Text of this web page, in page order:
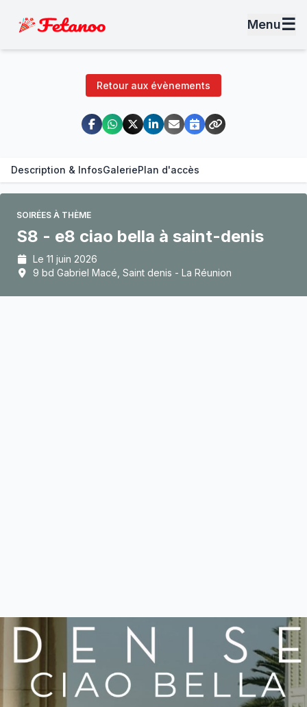
Menu☰
Retour aux évènements
Description & InfosGaleriePlan d'accès
SOIRÉES À THÈME
S8 - e8 ciao bella à saint-denis
Le 11 juin 2026
9 bd Gabriel Macé, Saint denis - La Réunion